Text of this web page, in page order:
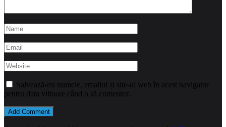
Salvează-mi numele, emailul și site-ul web în acest navigator
pentru data viitoare când o să comentez.